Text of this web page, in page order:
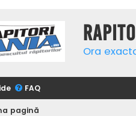
Ora
FAQ
pagină